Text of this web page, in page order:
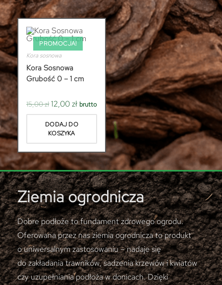
PROMOCJA!
Kora sosnowa
Kora Sosnowa
Grubość 0 – 1 cm
15,00zł 12,00zł brutto
DODAJ DO
KOSZYKA
Ziemia ogrodnicza
Dobre podłoże to fundament zdrowego ogrodu.
Oferowana przez nas ziemia ogrodnicza to produkt
o uniwersalnym zastosowaniu – nadaje się
do zakładania trawników, sadzenia krzewów i kwiatów
czy uzupełniania podłoża w donicach. Dzięki